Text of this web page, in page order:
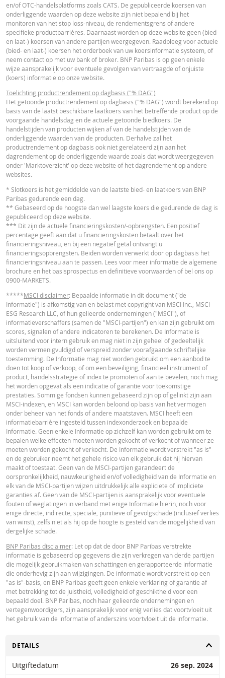
ACTUELE
WAARDEN
BEREKENDE
WAARDEN
Referentiekoers 349,640
-
Financieringsniveau
455,1767
-
Stop loss-niveau
455,1767
Gap risk premie
0,881
Hefboom
3,30
-
Waarde belegging
(EUR)
10,04 -
Booster (EUR) 10,04 -
Disclaimer
De koersen die getoond worden in de calculator zijn indicatief en geven
actuele of toekomstige handelskoersen weer. De calculator gaat uit van een
gelijkblijvend financieringskostenpercentage terwijl dit percentage in
werkelijkheid doorlopend kan veranderen. De rendementen van producten
een onderliggende waarde die niet in euro noteert, kunnen worden
door wisselkoerseffecten. De calculator houdt geen rekening met het
tussen bied- en laatprijzen (de spread), eventuele dividenden of
dividendbelasting. De invloed van het periodiek doorrollen van futures
in de calculator buiten beschouwing gelaten. Ook door afrondingen kunnen
getoonde waarden afwijken van de ontwikkelingen van waarden in de
Gap risk premie: deze calculator gaat uit van een gelijkblijvende Gap risk
premie, deze kan echter in werkelijkheid elk moment veranderen en
het rendement en de waarde van een positie negatief of positief
De weergegeven “Gap risk premie” is berekend op basis van de biedprijs
die op enig moment op de website wordt getoond en kan verschillen van de
werkelijke Gap risk premie.
BNP Paribas treedt niet op als uw juridisch of fiscaal adviseur, accountant of
beleggingsadviseur en heeft op geen enkele wijze een fiduciaire verplichting
tegenover u in verband met de calculator en/of in verband met eventuele
transacties in door BNP Paribas uitgegeven producten of andere
transacties. U mag niet op BNP Paribas vertrouwen voor beleggingsadvies
aanbevelingen, ongeacht van welke aard. Hoewel de getoonde koersen zijn
gebaseerd op betrouwbaar geachte informatie, wordt de juistheid of
volledigheid hiervan niet gegarandeerd. BNP Paribas biedt geen garanties
betrekking tot de informatie verstrekt door de calculator en aanvaardt geen
enkele aansprakelijkheid voor directe, indirecte, bijzondere, incidentele,
immateriële of gevolgschade (met inbegrip van winstderving) die op
wijze voortvloeit uit het gebruik van de calculator door u of uw adviseurs of
hierin vervatte informatie. De ingevoerde koersgegevens zijn afkomstig van
Paribas en gelden strikt per de vermelde datum. De koersen getoond door
calculator zijn indicatief en uitsluitend bestemd voor informatieve
Koersinformatie vormt geen uitnodiging of aanbod tot het kopen of
van effecten of andere financiële instrumenten. De informatie is uitsluitend
bestemd voor gebruik door de bedoelde ontvangers. Het is niet toegestaan
deze informatie geheel of gedeeltelijk te reproduceren, te verspreiden of te
kopiëren voor enig doel zonder voorafgaande uitdrukkelijke toestemming
BNP Paribas. Meer informatie is op verzoek verkrijgbaar bij BNP Paribas,;
contact op via 0900-6275387, +31-20-5501150 of markets@bnpparibas.com
ESSENTIËLE BELEGGERSINFORMATIEDOCUMENTATIE
Essentiële
Beleggersinformatiedocument (NL)
PDF
OVERIGE WETTELIJKE DOCUMENTEN
Notices URL
Notices
FINANCIEEL OVERZICHT
Financial Information
Cost Report
RECENTE KOERSINFORMATIE
Latest Product Quotes
en/of OTC-handelsplatforms zoals CATS. De gepubliceerde koersen van
onderliggende waarden op deze website zijn niet bepalend bij het
monitoren van het stop loss-niveau, de rendementsgrens of andere
specifieke productbarrières. Daarnaast worden op deze website geen (bied-
en laat-) koersen van andere partijen weergegeven. Raadpleeg voor actuele
(bied- en laat-) koersen het orderboek van uw koersinformatie systeem, of
neem contact op met uw bank of broker. BNP Paribas is op geen enkele
wijze aansprakelijk voor eventuele gevolgen van vertraagde of onjuiste
(koers) informatie op onze website.
Toelichting productrendement op dagbasis ("% DAG")
Het getoonde productrendement op dagbasis ("% DAG") wordt berekend op
basis van de laatst beschikbare laatkoers van het betreffende product op de
voorgaande handelsdag en de actuele getoonde biedkoers. De
handelstijden van producten wijken af van de handelstijden van de
onderliggende waarden van de producten. Derhalve zal het
productrendement op dagbasis ook niet gerelateerd zijn aan het
dagrendement op de onderliggende waarde zoals dat wordt weergegeven
onder 'Marktoverzicht' op deze website of het dagrendement op andere
websites.
* Slotkoers is het gemiddelde van de laatste bied- en laatkoers van BNP
Paribas gedurende een dag.
** Gebaseerd op de hoogste dan wel laagste koers die gedurende de dag is
gepubliceerd op deze website.
*** Dit zijn de actuele financieringskosten/-opbrengsten. Een positief
percentage geeft aan dat u financieringskosten betaalt over het
financieringsniveau, en bij een negatief getal ontvangt u
financieringsopbrengsten. Beiden worden verwerkt door op dagbasis het
financieringsniveau aan te passen. Lees voor meer informatie de algemene
brochure en het basisprospectus en definitieve voorwaarden of bel ons op
0900-MARKETS.
*****MSCI disclaimer: Bepaalde informatie in dit document ("de
Informatie") is afkomstig van en belast met copyright van MSCI Inc., MSCI
ESG Research LLC, of hun gelieerde ondernemingen ("MSCI"), of
informatieverschaffers (samen de "MSCI-partijen") en kan zijn gebruikt om
scores, signalen of andere indicatoren te berekenen. De Informatie is
uitsluitend voor intern gebruik en mag niet in zijn geheel of gedeeltelijk
worden vermenigvuldigd of verspreid zonder voorafgaande schriftelijke
toestemming. De Informatie mag niet worden gebruikt om een aanbod te
doen tot koop of verkoop, of om een beveiliging, financieel instrument of
product, handelsstrategie of index te promoten of aan te bevelen, noch mag
het worden opgevat als een indicatie of garantie voor toekomstige
prestaties. Sommige fondsen kunnen gebaseerd zijn op of gelinkt zijn aan
MSCI-indexen, en MSCI kan worden beloond op basis van het vermogen
onder beheer van het fonds of andere maatstaven. MSCI heeft een
informatiebarrière ingesteld tussen indexonderzoek en bepaalde
Informatie. Geen enkele Informatie op zichzelf kan worden gebruikt om te
bepalen welke effecten moeten worden gekocht of verkocht of wanneer ze
moeten worden gekocht of verkocht. De Informatie wordt verstrekt "as is"
en de gebruiker neemt het gehele risico van elk gebruik dat hij hiervan
maakt of toestaat. Geen van de MSCI-partijen garandeert de
oorspronkelijkheid, nauwkeurigheid en/of volledigheid van de Informatie en
elk van de MSCI-partijen wijzen uitdrukkelijk alle expliciete of impliciete
garanties af. Geen van de MSCI-partijen is aansprakelijk voor eventuele
fouten of weglatingen in verband met enige Informatie hierin, noch voor
enige directe, indirecte, speciale, punitieve of gevolgschade (inclusief verlies
van winst), zelfs niet als hij op de hoogte is gesteld van de mogelijkheid van
dergelijke schade.
BNP Paribas disclaimer: Let op dat de door BNP Paribas verstrekte
informatie is gebaseerd op gegevens die zijn verkregen van derde partijen
die mogelijk gebruikmaken van schattingen en gerapporteerde informatie
die onderhevig zijn aan wijzigingen. De informatie wordt verstrekt op een
"as is"-basis, en BNP Paribas geeft geen enkele verklaring of garantie af
met betrekking tot de juistheid, volledigheid of geschiktheid voor een
bepaald doel. BNP Paribas, noch haar gelieerde ondernemingen en
vertegenwoordigers, zijn aansprakelijk voor enig verlies dat voortvloeit uit
het gebruik van de informatie of anderszins voortvloeit uit de informatie.
TOGGLE
DETAILS
Uitgiftedatum
26 sep. 2024